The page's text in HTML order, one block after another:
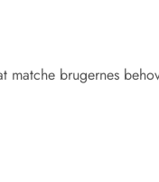
matche brugernes